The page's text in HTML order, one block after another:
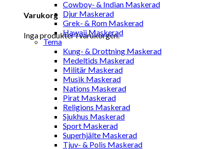
Varukorg
Inga produkter i varukorgen.
Cowboy- & Indian Maskerad
Djur Maskerad
Grek- & Rom Maskerad
Hawaii Maskerad
Tema
Kung- & Drottning Maskerad
Medeltids Maskerad
Militär Maskerad
Musik Maskerad
Nations Maskerad
Pirat Maskerad
Religions Maskerad
Sjukhus Maskerad
Sport Maskerad
Superhjälte Maskerad
Tjuv- & Polis Maskerad